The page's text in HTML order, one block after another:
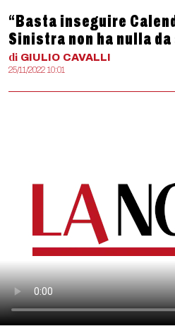
“Basta inseguire
Sinistra non ha nulla
di GIULIO CAVALLI
25/11/2022 10:01